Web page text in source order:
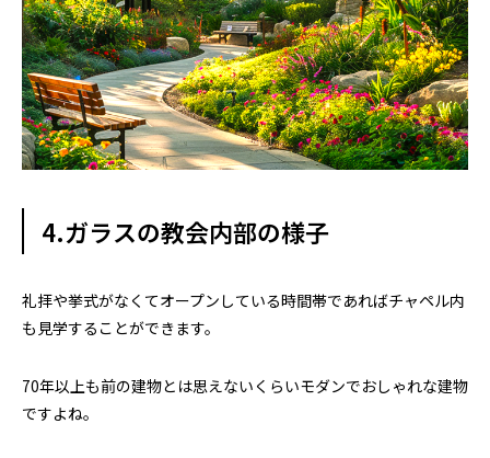
4.ガラスの教会内部の様子
礼拝や挙式がなくてオープンしている時間帯であればチャペル内
も見学することができます。
70年以上も前の建物とは思えないくらいモダンでおしゃれな建物
ですよね。